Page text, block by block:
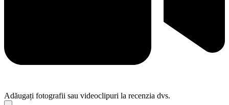
Adăugați fotografii sau videoclipuri la recenzia dvs.